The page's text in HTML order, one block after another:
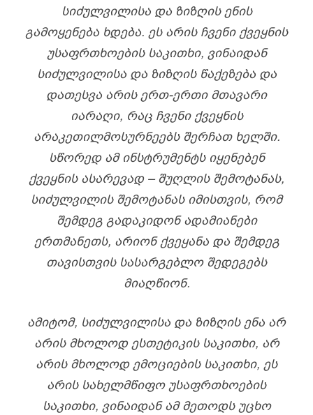
ᲡᲘᲫᲣᲚᲕᲘᲚᲘᲡᲐ ᲓᲐ ᲖᲘᲖᲦᲘᲡ ᲔᲜᲘᲡ
ᲒᲐᲛᲝᲧᲔᲜᲔᲑᲐ ᲮᲓᲔᲑᲐ. ᲔᲡ ᲐᲠᲘᲡ ᲩᲕᲔᲜᲘ ᲥᲕᲔᲧᲜᲘᲡ
ᲣᲡᲐᲤᲠᲗᲮᲝᲔᲑᲘᲡ ᲡᲐᲙᲘᲗᲮᲘ, ᲕᲘᲜᲐᲘᲓᲐᲜ
ᲡᲘᲫᲣᲚᲕᲘᲚᲘᲡᲐ ᲓᲐ ᲖᲘᲖᲦᲘᲡ ᲬᲐᲥᲔᲖᲔᲑᲐ ᲓᲐ
ᲓᲐᲗᲔᲡᲕᲐ ᲐᲠᲘᲡ ᲔᲠᲗ-ᲔᲠᲗᲘ ᲛᲗᲐᲕᲐᲠᲘ
ᲘᲐᲠᲐᲦᲘ, ᲠᲐᲪ ᲩᲕᲔᲜᲘ ᲥᲕᲔᲧᲜᲘᲡ
ᲐᲠᲐᲙᲔᲗᲘᲚᲛᲝᲡᲣᲠᲜᲔᲔᲑᲡ ᲨᲔᲠᲩᲐᲗ ᲮᲔᲚᲨᲘ.
ᲡᲬᲝᲠᲔᲓ ᲐᲛ ᲘᲜᲡᲢᲠᲣᲛᲔᲜᲢᲡ ᲘᲧᲔᲜᲔᲑᲔᲜ
ᲥᲕᲔᲧᲜᲘᲡ ᲐᲡᲐᲠᲔᲕᲐᲓ – ᲨᲣᲦᲚᲘᲡ ᲨᲔᲛᲝᲢᲐᲜᲐᲡ,
ᲡᲘᲫᲣᲚᲕᲘᲚᲘᲡ ᲨᲔᲛᲝᲢᲐᲜᲐᲡ ᲘᲛᲘᲡᲗᲕᲘᲡ, ᲠᲝᲛ
ᲨᲔᲛᲓᲔᲒ ᲒᲐᲓᲐᲙᲘᲓᲝᲜ ᲐᲓᲐᲛᲘᲐᲜᲔᲑᲘ
ᲔᲠᲗᲛᲐᲜᲔᲗᲡ, ᲐᲠᲘᲝᲜ ᲥᲕᲔᲧᲐᲜᲐ ᲓᲐ ᲨᲔᲛᲓᲔᲒ
ᲗᲐᲕᲘᲡᲗᲕᲘᲡ ᲡᲐᲡᲐᲠᲒᲔᲑᲚᲝ ᲨᲔᲓᲔᲒᲔᲑᲡ
ᲛᲘᲐᲦᲬᲘᲝᲜ.
ᲐᲛᲘᲢᲝᲛ, ᲡᲘᲫᲣᲚᲕᲘᲚᲘᲡᲐ ᲓᲐ ᲖᲘᲖᲦᲘᲡ ᲔᲜᲐ ᲐᲠ
ᲐᲠᲘᲡ ᲛᲮᲝᲚᲝᲓ ᲔᲡᲗᲔᲢᲘᲙᲘᲡ ᲡᲐᲙᲘᲗᲮᲘ, ᲐᲠ
ᲐᲠᲘᲡ ᲛᲮᲝᲚᲝᲓ ᲔᲛᲝᲪᲘᲔᲑᲘᲡ ᲡᲐᲙᲘᲗᲮᲘ, ᲔᲡ
ᲐᲠᲘᲡ ᲡᲐᲮᲔᲚᲛᲬᲘᲤᲝ ᲣᲡᲐᲤᲠᲗᲮᲝᲔᲑᲘᲡ
ᲡᲐᲙᲘᲗᲮᲘ, ᲕᲘᲜᲐᲘᲓᲐᲜ ᲐᲛ ᲛᲔᲗᲝᲓᲡ ᲣᲪᲮᲝ